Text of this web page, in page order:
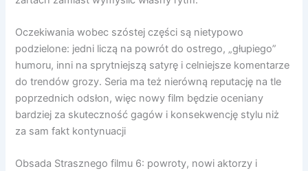
Oczekiwania wobec szóstej części są nietypowo
podzielone: jedni liczą na powrót do ostrego, „głupiego”
humoru, inni na sprytniejszą satyrę i celniejsze komentarze
do trendów grozy. Seria ma też nierówną reputację na tle
poprzednich odsłon, więc nowy film będzie oceniany
bardziej za skuteczność gagów i konsekwencję stylu niż
za sam fakt kontynuacji
Obsada Strasznego filmu 6: powroty, nowi aktorzy i